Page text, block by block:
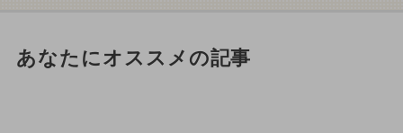
あなたにオススメの記事